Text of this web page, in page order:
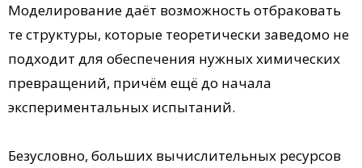
Моделирование даёт возможность отбраковать
те структуры, которые теоретически заведомо не
подходит для обеспечения нужных химических
превращений, причём ещё до начала
экспериментальных испытаний.
Безусловно, больших вычислительных ресурсов